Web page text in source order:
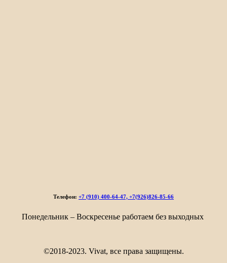
Телефон: +7 (910) 400-64-47, +7(926)826-85-66
Понедельник – Воскресенье работаем без выходных
©2018-2023. Vivat, все права защищены.